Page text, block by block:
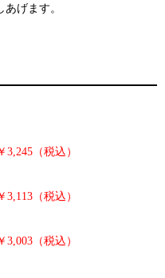
げます。
3,245（税込）
3,113（税込）
3,003（税込）